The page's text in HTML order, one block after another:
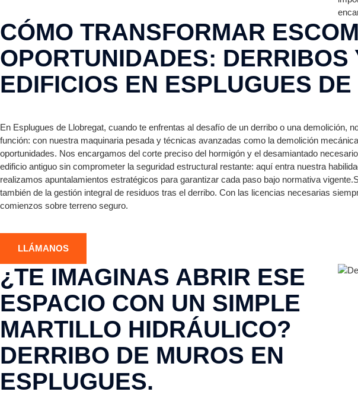
CÓMO TRANSFORMAR
OPORTUNIDADES: DERRIBOS
EDIFICIOS EN ESPLUGUES
En Esplugues de Llobregat, cuando te enfrentas al desafío de un derribo o una
función: con nuestra maquinaria pesada y técnicas avanzadas como la demolición
oportunidades. Nos encargamos del corte preciso del hormigón y el desamiantado
edificio antiguo sin comprometer la seguridad estructural restante: aquí entra nuestra
realizamos apuntalamientos estratégicos para garantizar cada paso bajo normativa
también de la gestión integral de residuos tras el derribo. Con las licencias necesarias
comienzos sobre terreno seguro.
LLÁMANOS
¿TE IMAGINAS ABRIR ESE
ESPACIO CON UN SIMPLE
MARTILLO HIDRÁULICO?
DERRIBO DE MUROS EN
ESPLUGUES.